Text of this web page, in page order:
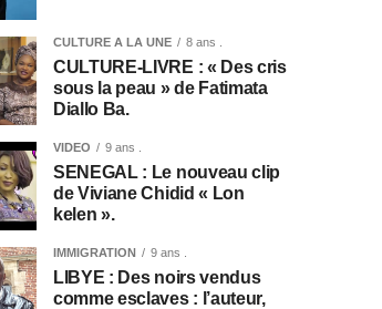
CULTURE A LA UNE 8 ans .
CULTURE-LIVRE : « Des cris
sous la peau » de Fatimata
Diallo Ba.
VIDEO 9 ans .
SENEGAL : Le nouveau clip
de Viviane Chidid « Lon
kelen ».
IMMIGRATION 9 ans .
LIBYE : Des noirs vendus
comme esclaves : l’auteur,